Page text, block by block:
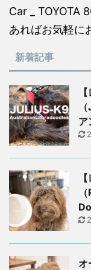
Car _ TOYOTA
あればお気軽に
新着記事
ア
オ